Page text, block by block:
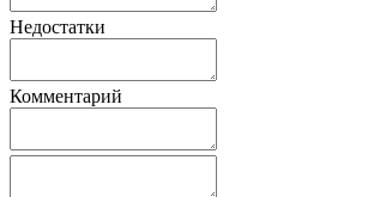
Недостатки
Комментарий